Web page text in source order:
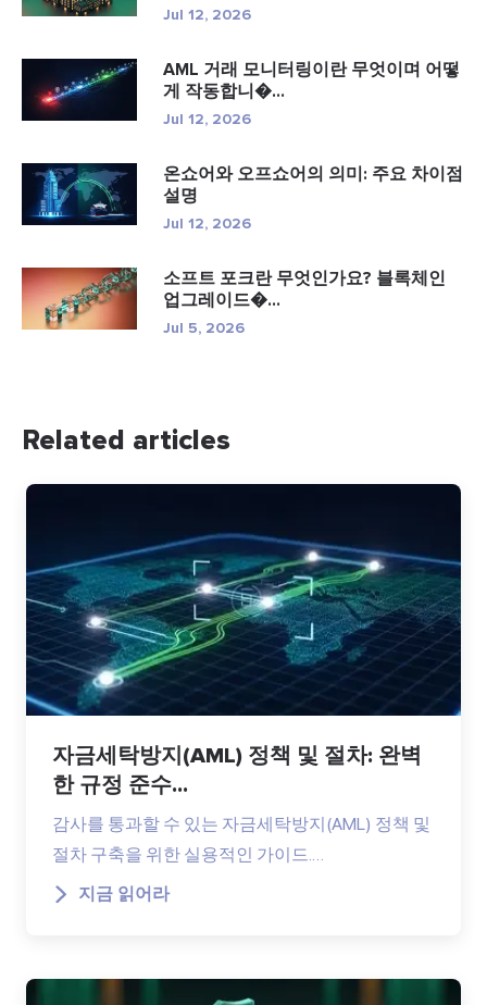
Jul 12, 2026
AML 거래 모니터링이란 무엇이며 어떻
게 작동합니�...
Jul 12, 2026
온쇼어와 오프쇼어의 의미: 주요 차이점
설명
Jul 12, 2026
소프트 포크란 무엇인가요? 블록체인
업그레이드�...
Jul 5, 2026
Related articles
자금세탁방지(AML) 정책 및 절차: 완벽
한 규정 준수...
감사를 통과할 수 있는 자금세탁방지(AML) 정책 및
절차 구축을 위한 실용적인 가이드.…
지금 읽어라